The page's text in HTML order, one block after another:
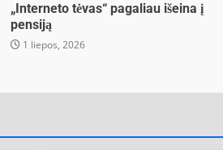
„Interneto tėvas“ pagaliau išeina į
pensiją
1 liepos, 2026